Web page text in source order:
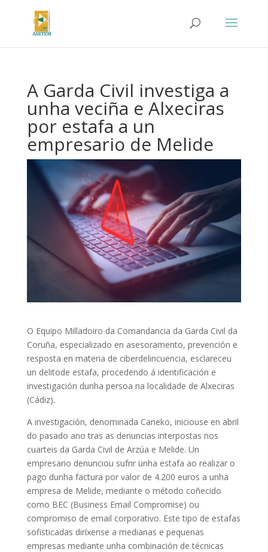
A Garda Civil investiga a
unha veciña e Alxeciras
por estafa a un
empresario de Melide
O Equipo Milladoiro da Comandancia da Garda Civil da
Coruña, especializado en asesoramento, prevención e
resposta en materia de ciberdelincuencia, esclareceu
un delitode estafa, procedendo á identificación e
investigación dunha persoa na localidade de Alxeciras
(Cádiz).
A investigación, denominada Caneko, iniciouse en abril
do pasado ano tras as denuncias interpostas nos
cuarteis da Garda Civil de Arzúa e Melide. Un
empresario denunciou sufrir unha estafa ao realizar o
pago dunha factura por valor de 4.200 euros a unha
empresa de Melide, mediante o método coñecido
como BEC (Business Email Compromise) ou
compromiso de email corporativo. Este tipo de estafas
sofisticadas diríxense a medianas e pequenas
empresas mediante unha combinación de técnicas